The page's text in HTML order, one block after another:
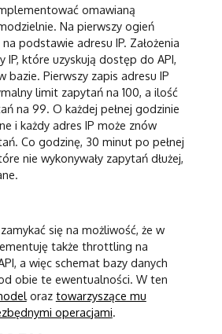
omawianą
Na pierwszy ogień
podstawie adresu IP. Założenia
IP, które uzyskują dostęp do API,
bazie. Pierwszy zapis adresu IP
limit zapytań na 100, a ilość
na 99. O każdej pełnej godzinie
i każdy adres IP może znów
Co godzinę, 30 minut po pełnej
nie wykonywały zapytań dłużej,
się na możliwość, że w
także throttling na
a więc schemat bazy danych
obie te ewentualności. W ten
oraz towarzyszące mu
operacjami.